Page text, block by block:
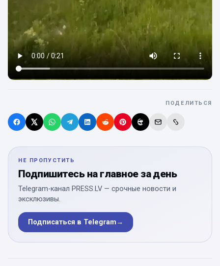
ПОДЕЛИТЬСЯ
НЕ ПРОПУСТИТЬ
Подпишитесь на главное за день
Telegram-канал PRESS.LV — срочные новости и
эксклюзивы.
Подписаться в Telegram→